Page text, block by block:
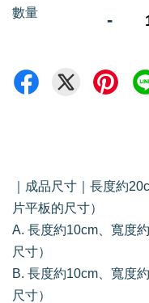
數量 -
｜成品尺寸｜長度約
片平板的尺寸）
A. 長度約10cm、寬度
尺寸）
B. 長度約10cm、寬度
尺寸）